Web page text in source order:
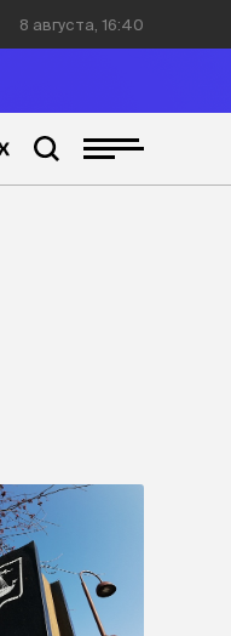
8 августа, 16:40